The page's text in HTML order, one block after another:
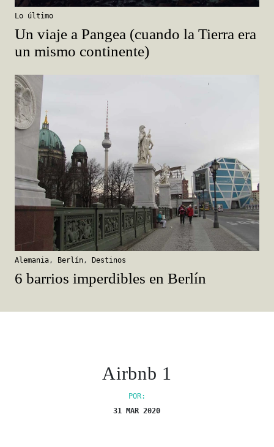
Lo último
Un viaje a Pangea (cuando la Tierra era
un mismo continente)
Alemania, Berlín, Destinos
6 barrios imperdibles en Berlín
Airbnb 1
POR:
31 MAR 2020